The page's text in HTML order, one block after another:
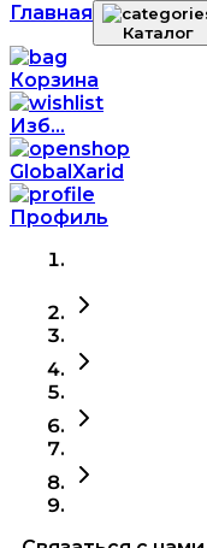
Главная
Каталог
Корзина
Изб...
GlobalXarid
Профиль